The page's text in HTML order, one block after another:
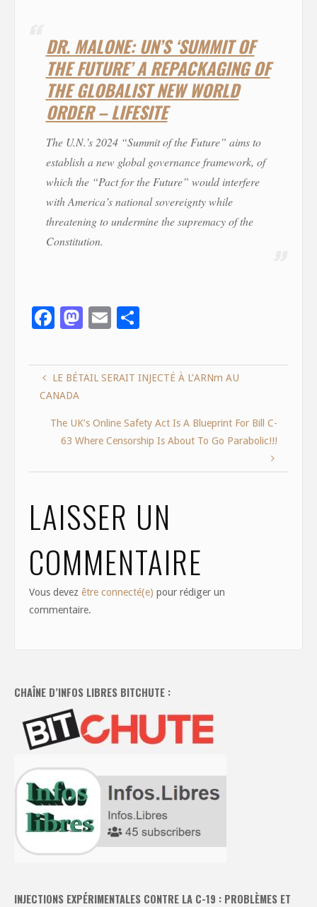
DR. MALONE: UN’S ‘SUMMIT OF
THE FUTURE’ A REPACKAGING OF
THE GLOBALIST NEW WORLD
ORDER – LIFESITE
The U.N.’s 2024 “Summit of the Future” aims to
establish a new global governance framework, of
which the “Pact for the Future” would interfere
with America’s national sovereignty while
threatening to undermine the supremacy of the
Constitution.
F
b
o
o
k
M
d
n
E
l
e
LE BÉTAIL SERAIT INJECTÉ À L’ARNm AU
CANADA
The UK’s Online Safety Act Is A Blueprint For Bill C-
63 Where Censorship Is About To Go Parabolic!!!
LAISSER UN
COMMENTAIRE
Vous devezêtre connecté(e) pour rédiger un
commentaire.
CHAÎNE D’INFOS LIBRES BITCHUTE :
INJECTIONS EXPÉRIMENTALES CONTRE LA C-19 : PROBLÈMES ET